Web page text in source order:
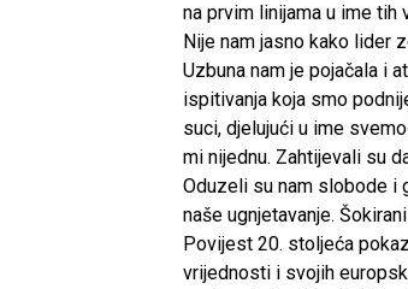
na prvim linijama u ime tih
Nije nam jasno kako lider
Uzbuna nam je pojačala i
ispitivanja koja smo
suci, djelujući u ime
mi nijednu. Zahtijevali su
Oduzeli su nam slobode i
naše ugnjetavanje.
Povijest 20. stoljeća
vrijednosti i svojih